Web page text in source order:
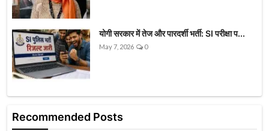
योगी सरकार में तेज और पारदर्शी भर्ती: SI परीक्षा प...
May 7, 2026 0
Recommended Posts